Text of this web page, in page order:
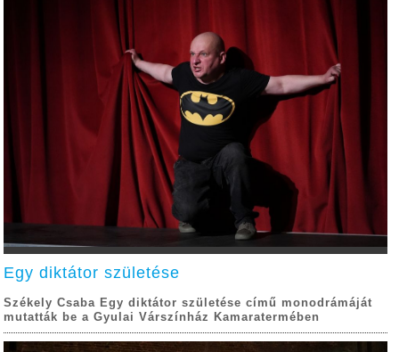
Egy diktátor születése
Székely Csaba Egy diktátor születése című monodrámáját
mutatták be a Gyulai Várszínház Kamaratermében